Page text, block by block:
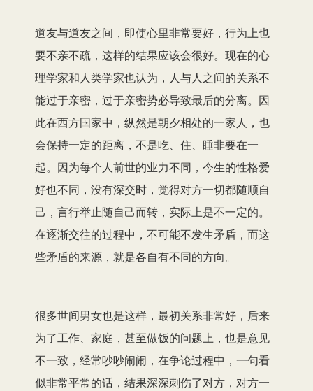
道友与道友之间，即使心里非常要好，行为上也
要不亲不疏，这样的结果应该会很好。现在的心
理学家和人类学家也认为，人与人之间的关系不
能过于亲密，过于亲密势必导致最后的分离。因
此在西方国家中，纵然是朝夕相处的一家人，也
会保持一定的距离，不是吃、住、睡非要在一
起。因为每个人前世的业力不同，今生的性格爱
好也不同，没有深交时，觉得对方一切都随顺自
己，言行举止随自己而转，实际上是不一定的。
在逐渐交往的过程中，不可能不发生矛盾，而这
些矛盾的来源，就是各自有不同的方向。
很多世间男女也是这样，最初关系非常好，后来
为了工作、家庭，甚至做饭的问题上，也是意见
不一致，经常吵吵闹闹，在争论过程中，一句看
似非常平常的话，结果深深刺伤了对方，对方一